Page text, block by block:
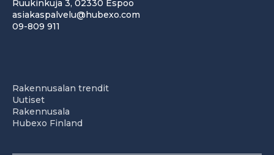
Ruukinkuja 3, 02330 Espoo
asiakaspalvelu@hubexo.com
09-809 911
Rakennusalan trendit
Uutiset
Rakennusala
Hubexo Finland